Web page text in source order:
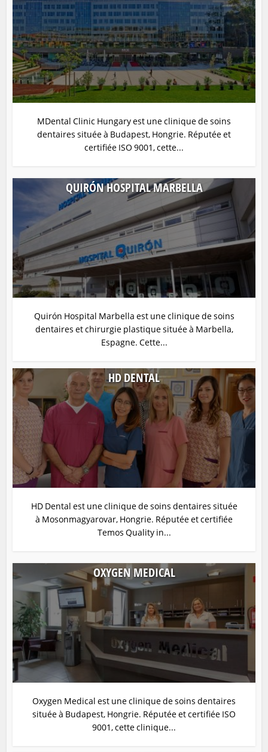
MDental Clinic Hungary est une clinique de soins
dentaires située à Budapest, Hongrie. Réputée et
certifiée ISO 9001, cette...
QUIRÓN HOSPITAL MARBELLA
Quirón Hospital Marbella est une clinique de soins
dentaires et chirurgie plastique située à Marbella,
Espagne. Cette...
HD DENTAL
HD Dental est une clinique de soins dentaires située
à Mosonmagyarovar, Hongrie. Réputée et certifiée
Temos Quality in...
OXYGEN MEDICAL
Oxygen Medical est une clinique de soins dentaires
située à Budapest, Hongrie. Réputée et certifiée ISO
9001, cette clinique...